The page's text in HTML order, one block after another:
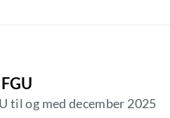
til og med december 2025